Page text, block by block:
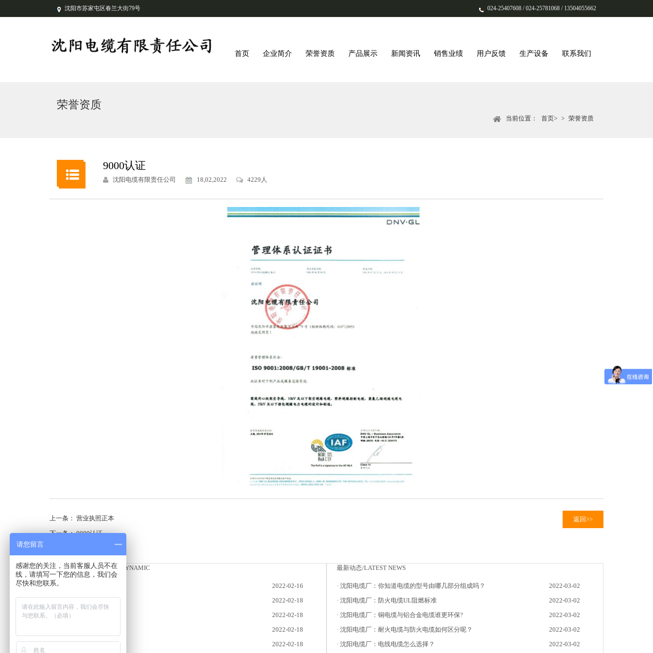
沈阳市苏家屯区春兰大街79号 024-25407608 / 024-25781068 / 13504055662
首页 企业简介 荣誉资质 产品展示 新闻资讯 销售业绩 用户反馈 生产设备 联系我们
荣誉资质
当前位置： 首页> > 荣誉资质
9000认证
沈阳电缆有限责任公司 18,02,2022 4229人
上一条： 营业执照正本
下一条：9000认证
返回>>
相关动态/RELEVANT DYNAMIC
2022-02-16
2022-02-18
· 生产许可证
2022-02-18
2022-02-18
· 9000认证
2022-02-18
最新动态/LATEST NEWS
· 沈阳电缆厂：你知道电缆的型号由哪几部分组成吗？
2022-03-02
· 沈阳电缆厂：防火电缆UL阻燃标准
2022-03-02
· 沈阳电缆厂：铜电缆与铝合金电缆谁更环保?
2022-03-02
· 沈阳电缆厂：耐火电缆与防火电缆如何区分呢？
2022-03-02
· 沈阳电缆厂：电线电缆怎么选择？
2022-03-02
请您留言
感谢您的关注，当前客服人员不在
线，请填写一下您的信息，我们会
尽快和您联系。